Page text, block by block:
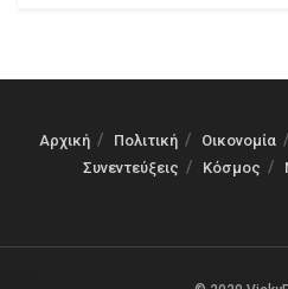
Αρχική Πολιτική Οικονομία
Συνεντεύξεις
Κόσμος